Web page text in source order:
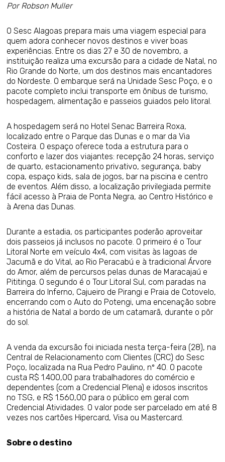
Por Robson Muller
O Sesc Alagoas prepara mais uma viagem especial para
quem adora conhecer novos destinos e viver boas
experiências. Entre os dias 27 e 30 de novembro, a
instituição realiza uma excursão para a cidade de Natal, no
Rio Grande do Norte, um dos destinos mais encantadores
do Nordeste. O embarque será na Unidade Sesc Poço, e o
pacote completo inclui transporte em ônibus de turismo,
hospedagem, alimentação e passeios guiados pelo litoral.
A hospedagem será no Hotel Senac Barreira Roxa,
localizado entre o Parque das Dunas e o mar da Via
Costeira. O espaço oferece toda a estrutura para o
conforto e lazer dos viajantes: recepção 24 horas, serviço
de quarto, estacionamento privativo, segurança, baby
copa, espaço kids, sala de jogos, bar na piscina e centro
de eventos. Além disso, a localização privilegiada permite
fácil acesso à Praia de Ponta Negra, ao Centro Histórico e
à Arena das Dunas.
Durante a estadia, os participantes poderão aproveitar
dois passeios já inclusos no pacote. O primeiro é o Tour
Litoral Norte em veículo 4x4, com visitas às lagoas de
Jacumã e do Vital, ao Rio Peracabú e à tradicional Árvore
do Amor, além de percursos pelas dunas de Maracajaú e
Pititinga. O segundo é o Tour Litoral Sul, com paradas na
Barreira do Inferno, Cajueiro de Pirangi e Praia de Cotovelo,
encerrando com o Auto do Potengi, uma encenação sobre
a história de Natal a bordo de um catamarã, durante o pôr
do sol.
A venda da excursão foi iniciada nesta terça-feira (28), na
Central de Relacionamento com Clientes (CRC) do Sesc
Poço, localizada na Rua Pedro Paulino, nº 40. O pacote
custa R$ 1.400,00 para trabalhadores do comércio e
dependentes (com a Credencial Plena) e idosos inscritos
no TSG, e R$ 1.560,00 para o público em geral com
Credencial Atividades. O valor pode ser parcelado em até 8
vezes nos cartões Hipercard, Visa ou Mastercard.
Sobre o destino